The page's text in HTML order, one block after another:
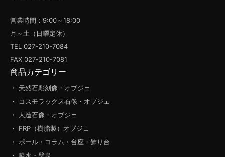
営業時間：9:00～18:00
月～土（日曜定休）
TEL 027-210-7084
FAX 027-210-7081
商品カテゴリー
・ 天然石彫刻像・オブジェ
・ コスモラックス石像・オブジェ
・ 人造石像・オブジェ
・ FRP（樹脂製）オブジェ
・ ポール・コラム・台座・飾り台